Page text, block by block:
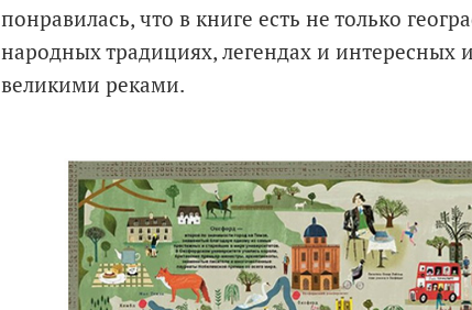
понравилась, что в книге есть не только
народных традициях, легендах и интересных
великими реками.